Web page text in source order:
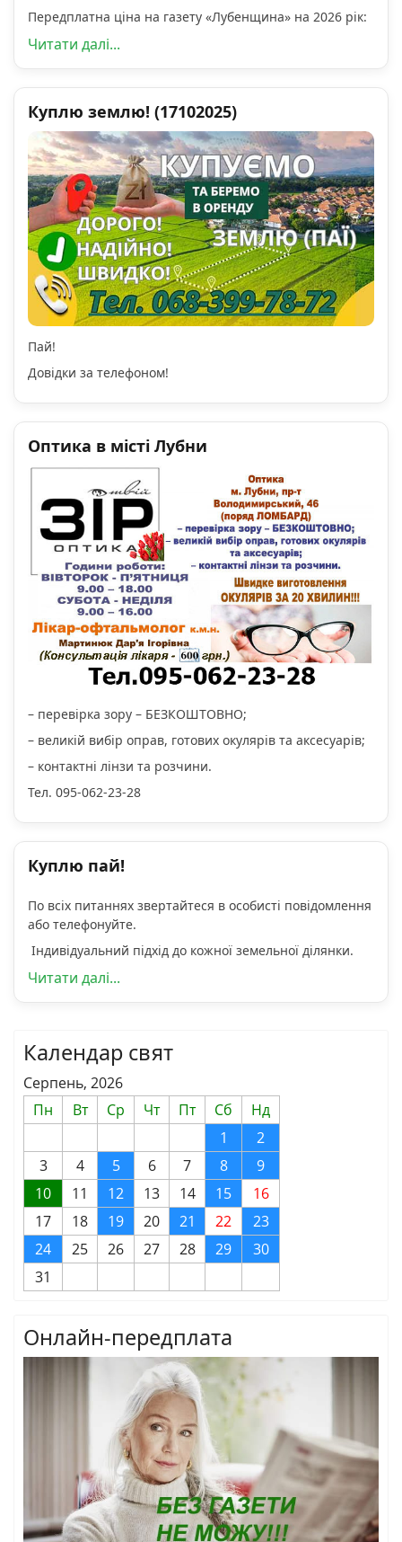
Передплатна ціна на газету «Лубенщина» на 2026 рік:
Читати далі...
Куплю землю! (17102025)
Пай!
Довідки за телефоном!
Оптика в місті Лубни
– перевірка зору – БЕЗКОШТОВНО;
– великій вибір оправ, готових окулярів та аксесуарів;
– контактні лінзи та розчини.
Тел. 095-062-23-28
Куплю пай!
По всіх питаннях звертайтеся в особисті повідомлення
або телефонуйте.
Індивідуальний підхід до кожної земельної ділянки.
Читати далі...
Календар свят
Серпень, 2026
Пн
Вт Ср Чт Пт Сб
Нд
1
2
3
4 5 6 7 8
9
10
11 12 13 14 15
16
17
18 19 20 21 22
23
24
25 26 27 28 29
30
31
Онлайн-передплата